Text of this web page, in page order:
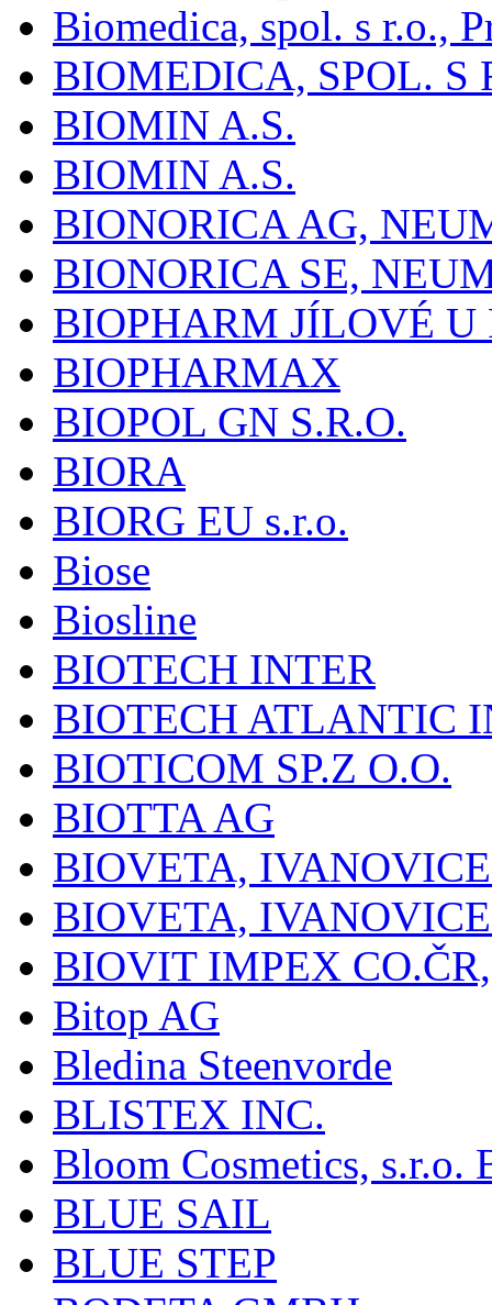
Biomedica, spol. s r.o.,
BIOMEDICA, SPOL. S
BIOMIN A.S.
BIOMIN A.S.
BIONORICA AG,
BIONORICA SE,
BIOPHARM JÍLOVÉ U
BIOPHARMAX
BIOPOL GN S.R.O.
BIORA
BIORG EU s.r.o.
Biose
Biosline
BIOTECH INTER
BIOTECH ATLANTIC
BIOTICOM SP.Z O.O.
BIOTTA AG
BIOVETA,
BIOVETA,
BIOVIT IMPEX
Bitop AG
Bledina Steenvorde
BLISTEX INC.
Bloom Cosmetics, s.r.o.
BLUE SAIL
BLUE STEP